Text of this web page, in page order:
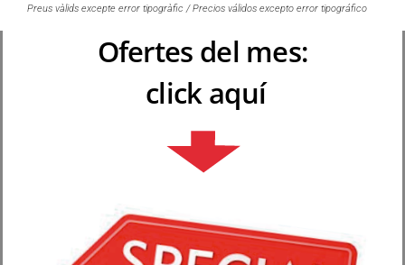
Preus vàlids excepte error tipogràfic / Precios válidos excepto error tipográfico
Ofertes del mes:
click aquí